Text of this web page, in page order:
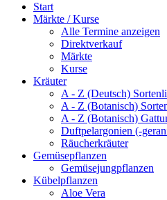
Start
Märkte / Kurse
Alle Termine anzeigen
Direktverkauf
Märkte
Kurse
Kräuter
A - Z (Deutsch)
A - Z (Botanisch)
A - Z (Botanisch)
Duftpelargonien (-
Räucherkräuter
Gemüsepflanzen
Gemüsejungpflanzen
Kübelpflanzen
Aloe Vera